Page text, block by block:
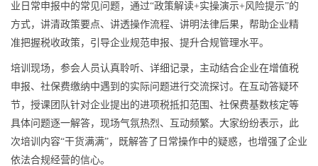
业日常申报中的常见问题，通过“政策解读+实操演示+风险提示”的
方式，讲清政策要点、讲透操作流程、讲明法律后果，帮助企业精
准把握税收政策，引导企业规范申报、提升合规管理水平。
培训现场，参会人员认真聆听、详细记录，主动结合企业在增值税
申报、社保费缴纳中遇到的实际问题进行交流探讨。在互动答疑环
节，授课团队针对企业提出的进项税抵扣范围、社保费基数核定等
具体问题逐一解答，现场气氛热烈、互动频繁。大家纷纷表示，此
次培训内容“干货满满”，既解答了日常操作中的疑惑，也增强了企业
依法合规经营的信心。